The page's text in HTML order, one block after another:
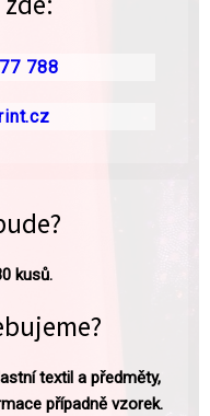
788
kusů.
textil a předměty,
případně vzorek.